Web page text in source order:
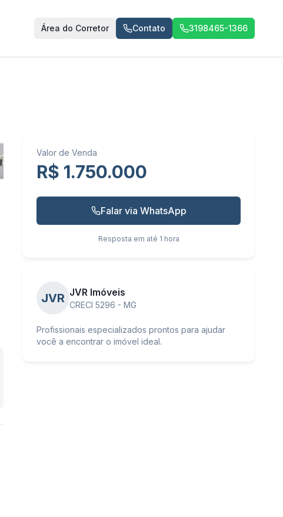
Área do Corretor Contato 3198465-1366
Valor de Venda
R$ 1.750.000
Falar via WhatsApp
Resposta em até 1 hora
JVR JVR Imóveis
CRECI 5296 - MG
Profissionais especializados prontos para ajudar
você a encontrar o imóvel ideal.